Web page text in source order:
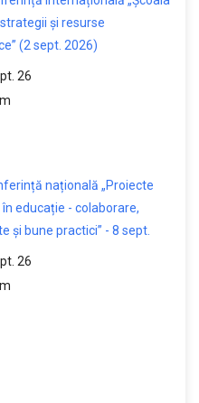
și resurse
(2 sept. 2026)
26
națională „Proiecte
educație - colaborare,
și bune practici” - 8 sept.
26